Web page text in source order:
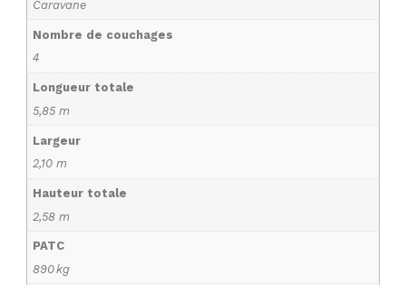
Caravane
Nombre de couchages
4
Longueur totale
5,85 m
Largeur
2,10 m
Hauteur totale
2,58 m
PATC
890 kg